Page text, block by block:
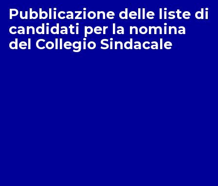
Pubblicazione delle liste di
candidati per la nomina
del Collegio Sindacale